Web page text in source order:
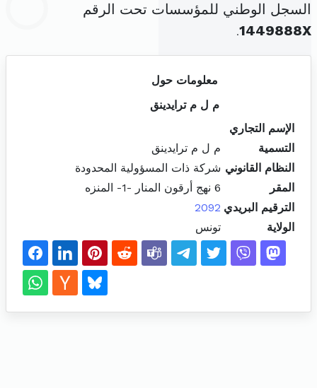
السجل الوطني للمؤسسات تحت الرقم
1449888X
.
معلومات حول
م ل م ترايدينق
الإسم التجاري
التسمية
م ل م ترايدينق
النظام القانوني شركة ذات المسؤولية المحدودة
المقر
6 نهج أرقون المنار -1- المنزه
الترقيم البريدي 2092
الولاية
تونس